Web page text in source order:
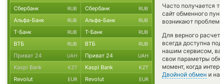
Часто получается
сайт обменного
возникают
Для верного
всегда доступна
нашим сервисом,
свои параметры
момент, когда
Двойной обмен и
Сбербанк RUB Сбербанк RUB
Альфа-Банк RUB Альфа-Банк RUB
Т-Банк RUB Т-Банк RUB
ВТБ RUB ВТБ RUB
Приват 24 UAH Приват 24 UAH
Kaspi Bank KZT Kaspi Bank KZT
Revolut EUR Revolut EUR